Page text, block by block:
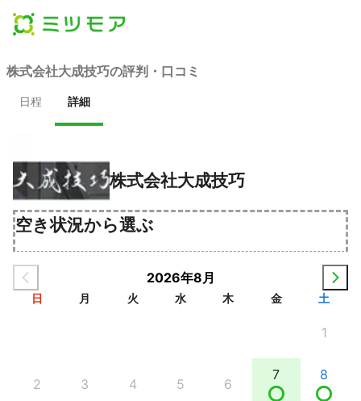
株式会社大成技巧の評判・口コミ
日程 詳細
株式会社大成技巧
空き状況から選ぶ
2026年8月
日 月 火 水 木 金 土
1
2 3 4 5 6
7 8